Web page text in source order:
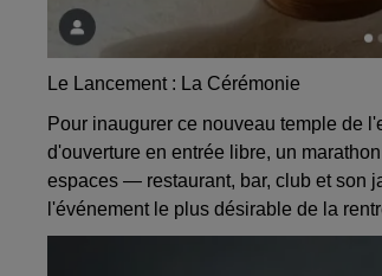
Le Lancement : La Cérémonie
Pour inaugurer ce nouveau temple de
d'ouverture en entrée libre, un
espaces — restaurant, bar, club et son
l'événement le plus désirable de la